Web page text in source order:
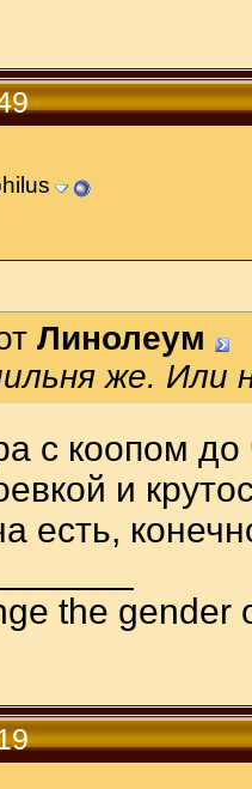
Линолеум
же. Или
с коопом
и
есть,
the gender